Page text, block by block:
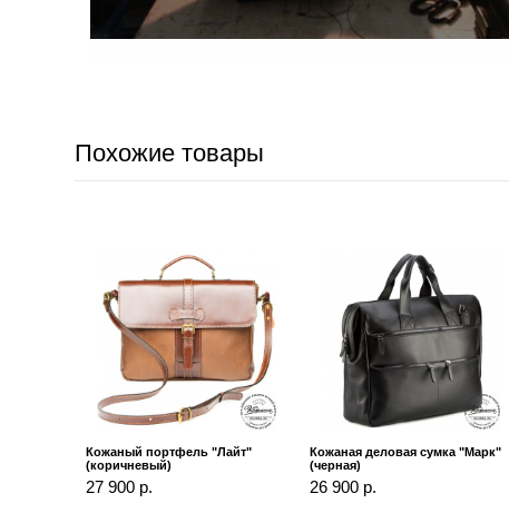
Похожие товары
Кожаный портфель "Лайт"
(коричневый)
27 900 р.
Кожаная деловая сумка "Марк"
(черная)
26 900 р.